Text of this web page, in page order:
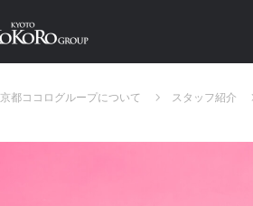
京都ココログループについて
スタッフ紹介